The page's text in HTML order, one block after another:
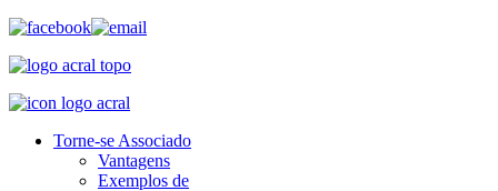
Torne-se Associado
Vantagens
Exemplos de